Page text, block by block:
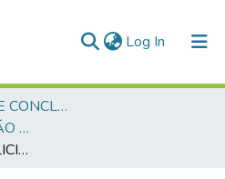
Log In (current)
TRABALHOS DE CONCLUSÃO DE CURSO - CFP (CURSO DE FORMAÇÃO DE PRAÇAS)
CURSO DE FORMAÇÃO DE PRAÇAS - CFP - 2018
PRIORIDADE DO POLICIAL MILITAR GOIANO FRENTE À VÍTIMAS E CRIMINOSOS EM EVASÃO